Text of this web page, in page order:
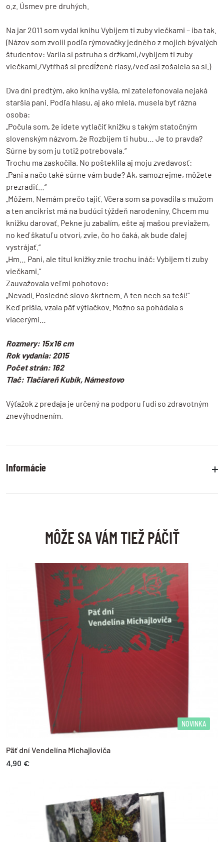
o.z. Úsmev pre druhých.
Na jar 2011 som vydal knihu Vybijem ti zuby viečkami – iba tak.
(Názov som zvolil podľa rýmovačky jedného z mojich bývalých
študentov: Varila si pstruha s držkami,/vybijem ti zuby
viečkami./Vytŕhaš si predĺžené riasy,/veď asi zošalela sa si.)
Dva dni predtým, ako kniha vyšla, mi zatelefonovala nejaká
staršia pani. Podľa hlasu, aj ako mlela, musela byť rázna
osoba:
„Počula som, že idete vytlačiť knižku s takým statočným
slovenským názvom, že Rozbijem ti hubu… Je to pravda?
Súrne by som ju totiž potrebovala.“
Trochu ma zaskočila. No pošteklila aj moju zvedavosť:
„Pani a načo také súrne vám bude? Ak, samozrejme, môžete
prezradiť…“
„Môžem. Nemám prečo tajiť. Včera som sa povadila s mužom
a ten ancikrist má na budúci týždeň narodeniny. Chcem mu
knižku darovať. Pekne ju zabalím, ešte aj mašou previažem,
no keď škatuľu otvorí, zvie, čo ho čaká, ak bude ďalej
vystrájať.“
„Hm… Pani, ale titul knižky znie trochu ináč: Vybijem ti zuby
viečkami.“
Zauvažovala veľmi pohotovo:
„Nevadí. Posledné slovo škrtnem. A ten nech sa teší!“
Keď prišla, vzala päť výtlačkov. Možno sa pohádala s
viacerými…
Rozmery: 15x16 cm
Rok vydania: 2015
Počet strán: 162
Tlač: Tlačiareň Kubík, Námestovo
Výťažok z predaja je určený na podporu ľudí so zdravotným
znevýhodnením.
Informácie
odosielame do 24 hodín
do 14 dní od prevzatia tovaru
Odstúpenie od zmluvy
do 14 dní od prevzatia tovaru
Reklamácia tovaru
prečítajte si ďalší postup
MÔŽE SA VÁM TIEŽ PÁČIŤ
NOVINKA
Päť dní Vendelína Michajloviča
4,90 €